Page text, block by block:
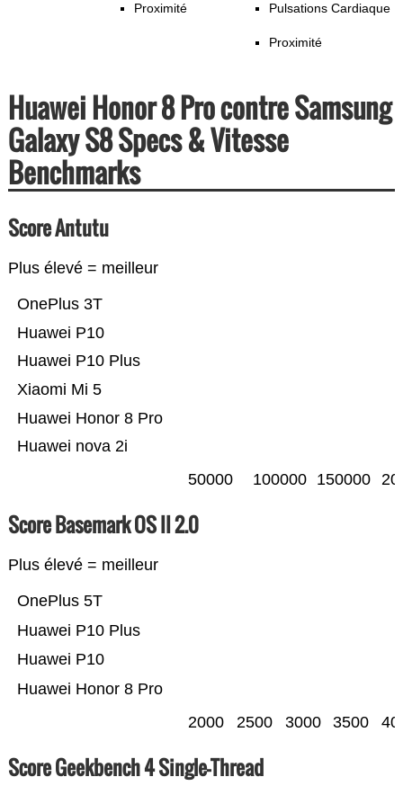
Proximité Pulsations Cardiaque
Proximité
Huawei Honor 8 Pro contre Samsung
Galaxy S8 Specs & Vitesse
Benchmarks
Score Antutu
Plus élevé = meilleur
Huawei nova 2i
Huawei Honor 8 Pro
Xiaomi Mi 5
Huawei P10 Plus
Huawei P10
OnePlus 3T
50000 100000 150000
Score Basemark OS II 2.0
Plus élevé = meilleur
Huawei Honor 8 Pro
Huawei P10
Huawei P10 Plus
OnePlus 5T
2000 2500 3000 3500
Score Geekbench 4 Single-Thread